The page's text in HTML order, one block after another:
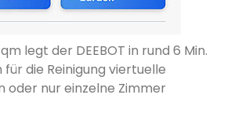
legt der DEEBOT in rund 6 Min.
für die Reinigung viertuelle
oder nur einzelne Zimmer